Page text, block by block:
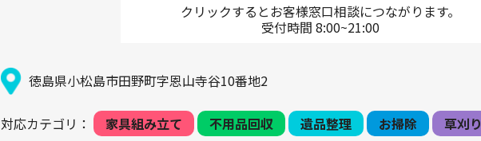
クリックするとお客様窓口相談につながります。
受付時間 8:00~21:00
徳島県小松島市田野町字恩山寺谷10番地2
対応カテゴリ： 家具組み立て 不用品回収 遺品整理 お掃除 草刈り